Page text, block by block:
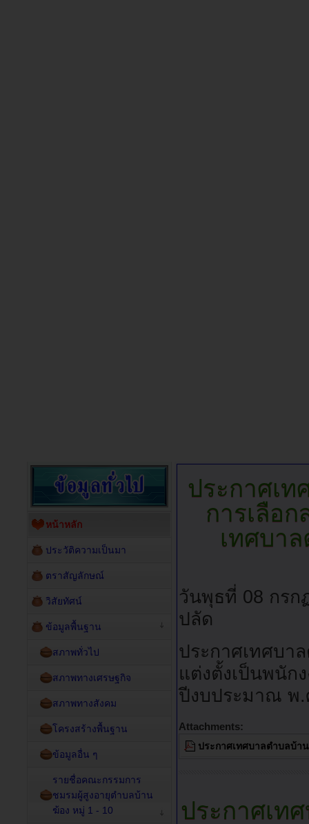
ประกาศเ
การเลือ
เทศบา
วันพุธที่ 08 กรก
ปลัด
ประกาศเทศบา
แต่งตั้งเป็นพนัก
ปีงบประมาณ พ.
Attachments:
ประกาศเทศบาลตำบลบ้า
ประกาศเท
หน้าหลัก
ประวัติความเป็นมา
ตราสัญลักษณ์
วิสัยทัศน์
ข้อมูลพื้นฐาน
สภาพทั่วไป
สภาพทางเศรษฐกิจ
สภาพทางสังคม
โครงสร้างพื้นฐาน
ข้อมูลอื่น ๆ
รายชื่อคณะกรรมการ
ชมรมผู้สูงอายุตำบลบ้าน
ฆ้อง หมู่ 1 - 10